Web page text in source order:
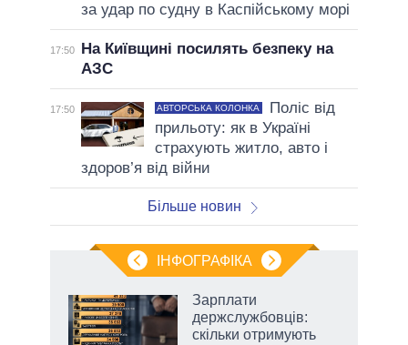
за удар по судну в Каспійському морі
17:50
На Київщині посилять безпеку на
АЗС
17:50 АВТОРСЬКА КОЛОНКА
Поліс від
прильоту: як в Україні
страхують житло, авто і
здоров’я від війни
Більше новин
ІНФОГРАФІКА
Зарплати
держслужбовців:
скільки отримують